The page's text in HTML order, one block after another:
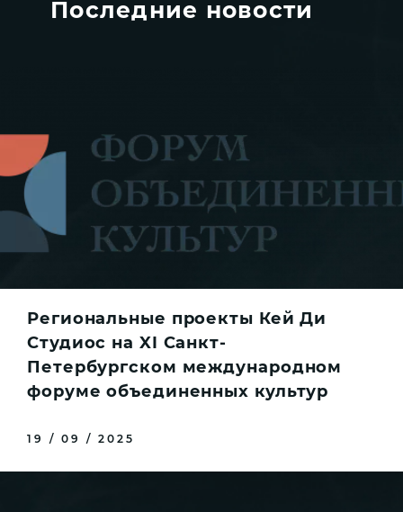
Последние новости
Региональные проекты Кей Ди
Студиос на XI Санкт-
Петербургском международном
форуме объединенных культур
19 / 09 / 2025